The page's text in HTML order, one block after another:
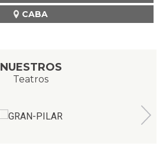
CABA
NUESTROS
Teatros